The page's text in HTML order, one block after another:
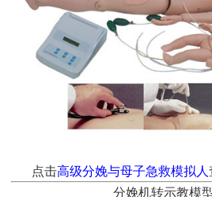
点击高级分娩与母子急救模拟人
分娩机转示教模